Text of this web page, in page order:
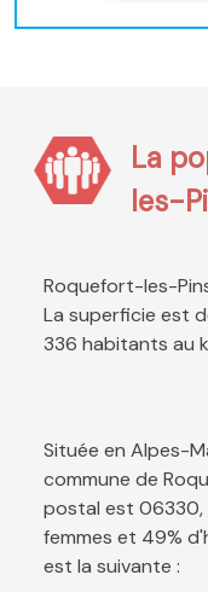
La
les-
Roquefort-les-
La superficie est
336 habitants au
Située en Alpes-
commune de
postal est 06330,
femmes et 49%
est la suivante :